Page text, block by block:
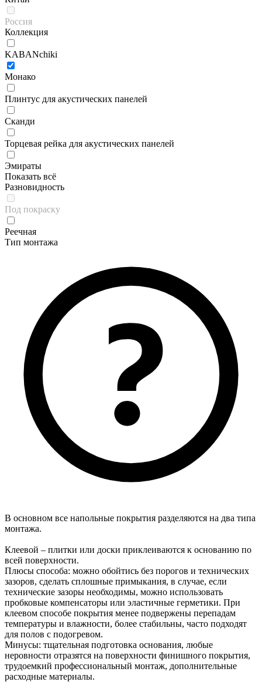
Россия
Коллекция
KABANchiki
Монако
Плинтус для акустических панелей
Сканди
Торцевая рейка для акустических панелей
Эмираты
Показать всё
Разновидность
Под покраску
Реечная
Тип монтажа
В основном все напольные покрытия разделяются на два типа
монтажа.
Клеевой – плитки или доски приклеиваются к основанию по
всей поверхности.
Плюсы способа: можно обойтись без порогов и технических
зазоров, сделать сплошные примыкания, в случае, если
технические зазоры необходимы, можно использовать
пробковые компенсаторы или эластичные герметики. При
клеевом способе покрытия менее подвержены перепадам
температуры и влажности, более стабильны, часто подходят
для полов с подогревом.
Минусы: тщательная подготовка основания, любые
неровности отразятся на поверхности финишного покрытия,
трудоемкий профессиональный монтаж, дополнительные
расходные материалы.